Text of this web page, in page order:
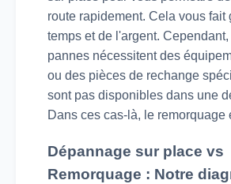
route rapidement. Cela vous fait
temps et de l'argent.
pannes nécessitent des
ou des pièces de rechange
sont pas disponibles dans une
Dans ces cas-là, le remorquage
Dépannage sur place vs
Remorquage : Notre